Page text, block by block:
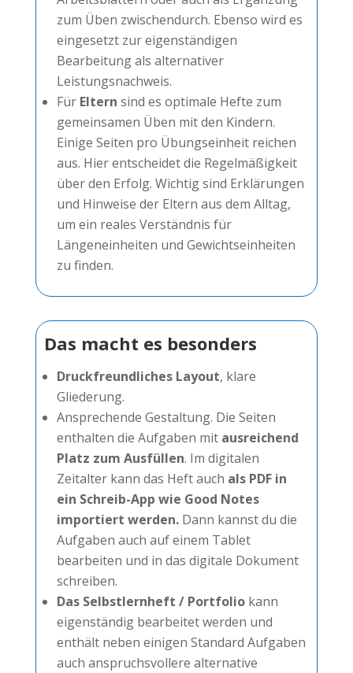
zum Üben zwischendurch. Ebenso wird es
eingesetzt zur eigenständigen
Bearbeitung als alternativer
Leistungsnachweis.
Für Eltern sind es optimale Hefte zum
gemeinsamen Üben mit den Kindern.
Einige Seiten pro Übungseinheit reichen
aus. Hier entscheidet die Regelmäßigkeit
über den Erfolg. Wichtig sind Erklärungen
und Hinweise der Eltern aus dem Alltag,
um ein reales Verständnis für
Längeneinheiten und Gewichtseinheiten
zu finden.
Das macht es besonders
Druckfreundliches Layout, klare
Gliederung.
Ansprechende Gestaltung. Die Seiten
enthalten die Aufgaben mit ausreichend
Platz zum Ausfüllen. Im digitalen
Zeitalter kann das Heft auch als PDF in
ein Schreib-App wie Good Notes
importiert werden. Dann kannst du die
Aufgaben auch auf einem Tablet
bearbeiten und in das digitale Dokument
schreiben.
Das Selbstlernheft / Portfolio kann
eigenständig bearbeitet werden und
enthält neben einigen Standard Aufgaben
auch anspruchsvollere alternative